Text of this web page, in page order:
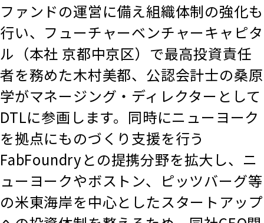
ファンドの運営に備え組織体制の強化も
行い、フューチャーベンチャーキャピタ
ル（本社 京都中京区）で最高投資責任
者を務めた木村美都、公認会計士の桑原
学がマネージング・ディレクターとして
DTLに参画します。同時にニューヨーク
を拠点にものづくり支援を行う
FabFoundryとの提携分野を拡大し、ニ
ューヨークやボストン、ピッツバーグ等
の米東海岸を中心としたスタートアップ